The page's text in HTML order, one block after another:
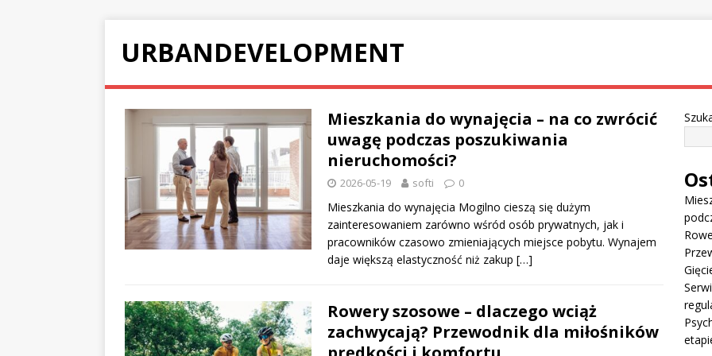
URBANDEVELOPMENT
Mieszkania do wynajęcia – na co zwrócić
uwagę podczas poszukiwania
nieruchomości?
2026-05-19 softi 0
Mieszkania do wynajęcia Mogilno cieszą się dużym
zainteresowaniem zarówno wśród osób prywatnych, jak i
pracowników czasowo zmieniających miejsce pobytu. Wynajem
daje większą elastyczność niż zakup […]
Rowery szosowe – dlaczego wciąż
zachwycają? Przewodnik dla miłośników